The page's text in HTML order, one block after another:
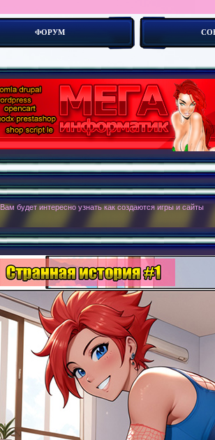
ФОРУМ
Современные сайты - это бестелесные роб_